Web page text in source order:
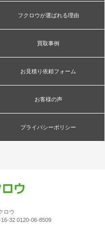
フクロウが選ばれる理由
買取事例
お見積り依頼フォーム
お客様の声
プライバシーポリシー
ロウ
32 0120-06-8509